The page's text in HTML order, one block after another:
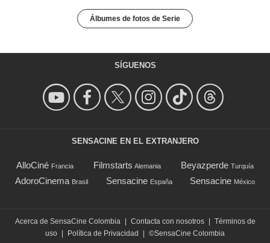
Álbumes de fotos de Serie
SÍGUENOS
SENSACINE EN EL EXTRANJERO
AlloCiné Francia Filmstarts Alemania Beyazperde Turquía
AdoroCinema Brasil Sensacine España Sensacine México
Acerca de SensaCine Colombia Contacta con nosotros
Términos de
uso
Política de Privacidad ©SensaCine Colombia